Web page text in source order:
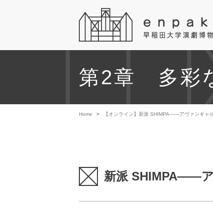
第2章 多彩
Home > 【オンライン】新派 SHIMPA――アヴァンギャ
新派 SHIMPA――